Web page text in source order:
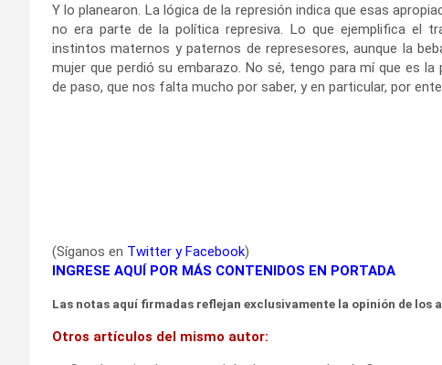
Y lo planearon. La lógica de la represión indica que esas
no era parte de la política represiva. Lo que ejemplifica el
instintos maternos y paternos de represesores, aunque la
mujer que perdió su embarazo. No sé, tengo para mí que es
de paso, que nos falta mucho por saber, y en particular, por
(Síganos en Twitter yFacebook)
INGRESE AQUÍ POR MÁS CONTENIDOS EN PORTADA
Las notas aquí firmadas reflejan exclusivamente la opinión de los
Otros artículos del mismo autor: